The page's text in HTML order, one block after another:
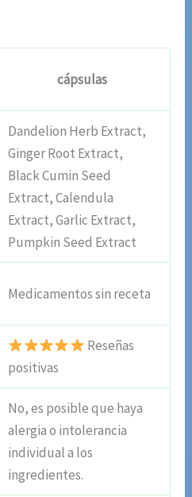
cápsulas
Dandelion Herb Extract,
Ginger Root Extract,
Black Cumin Seed
Extract, Calendula
Extract, Garlic Extract,
Pumpkin Seed Extract
Medicamentos sin receta
Reseñas
positivas
No, es posible que haya
alergia o intolerancia
individual a los
ingredientes.